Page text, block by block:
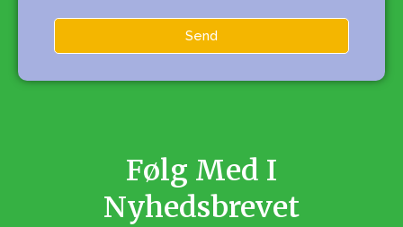
Send
Følg Med I
Nyhedsbrevet